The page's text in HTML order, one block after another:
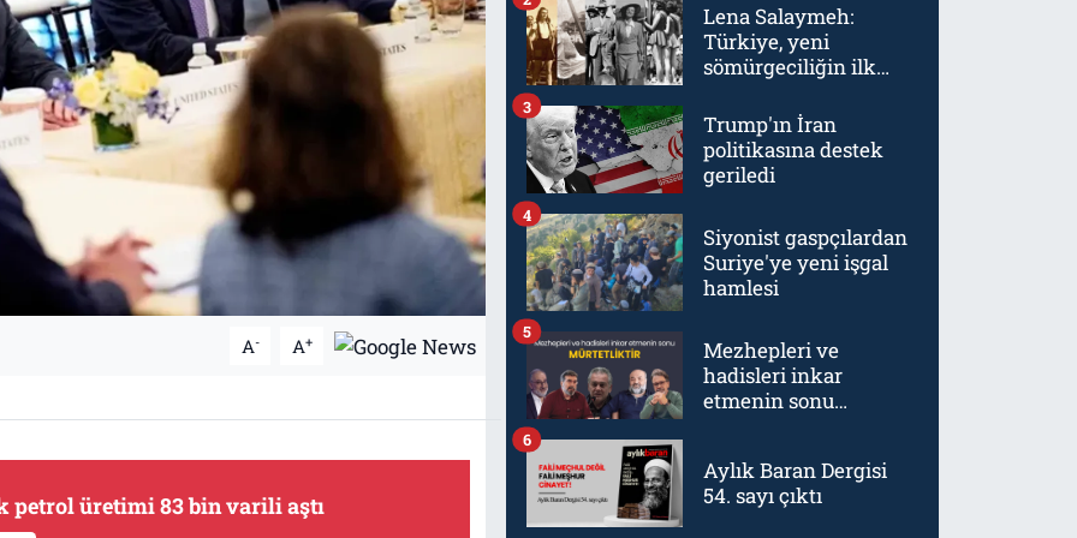
A- A+
petrol üretimi 83 bin varili aştı
Lena Salaymeh:
Türkiye, yeni
sömürgeciliğin ilk
Trump'ın İran
politikasına destek
geriledi
3
Siyonist gaspçılardan
Suriye'ye yeni işgal
hamlesi
4
Mezhepleri ve
hadisleri inkar
etmenin sonu
5
Aylık Baran Dergisi
54. sayı çıktı
6